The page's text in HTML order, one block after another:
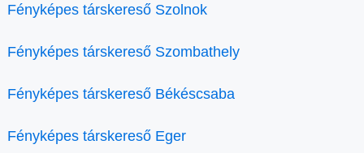
Fényképes társkereső Szolnok
Fényképes társkereső Szombathely
Fényképes társkereső Békéscsaba
Fényképes társkereső Eger